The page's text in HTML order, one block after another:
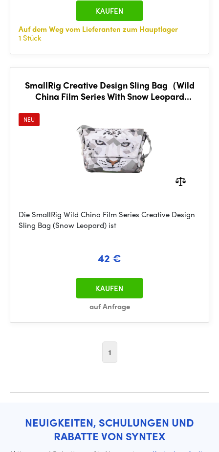
Auf dem Weg vom Lieferanten zum Hauptlager
1 Stück
KAUFEN
SmallRig Creative Design Sling Bag（Wild
China Film Series With Snow Leopard
NEU
Die SmallRig Wild China Film Series Creative Design
Sling Bag (Snow Leopard) ist
42 €
auf Anfrage
KAUFEN
1
NEUIGKEITEN, SCHULUNGEN UND
RABATTE VON SYNTEX